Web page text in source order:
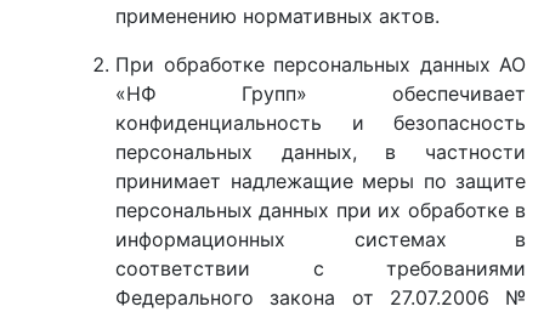
применению нормативных актов.
При обработке персональных данных АО
«НФ Групп» обеспечивает
конфиденциальность и безопасность
персональных данных, в частности
принимает надлежащие меры по защите
персональных данных при их обработке в
информационных системах в
соответствии с требованиями
Федерального закона от 27.07.2006 №